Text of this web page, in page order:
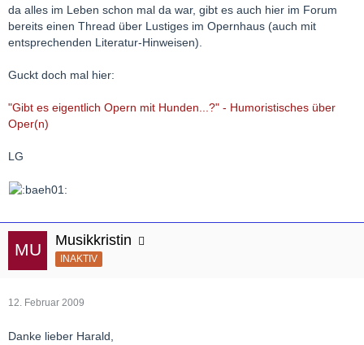
da alles im Leben schon mal da war, gibt es auch hier im Forum
bereits einen Thread über Lustiges im Opernhaus (auch mit
entsprechenden Literatur-Hinweisen).
Guckt doch mal hier:
"Gibt es eigentlich Opern mit Hunden...?" - Humoristisches über
Oper(n)
LG
Musikkristin
INAKTIV
12. Februar 2009
Danke lieber Harald,